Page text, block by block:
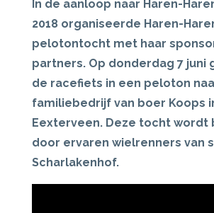
In de aanloop naar Haren-
2018 organiseerde Haren-
pelotontocht met haar
partners. Op donderdag 7 juni
de racefiets in een peloton
familiebedrijf van boer Koops
Eexterveen. Deze tocht wordt
door ervaren wielrenners van
Scharlakenhof.